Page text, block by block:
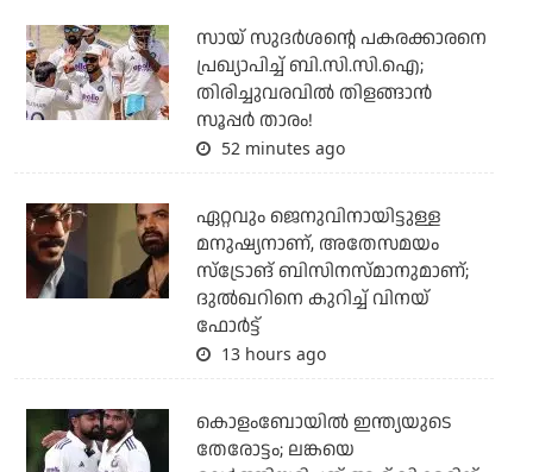
സായ് സുദര്‍ശന്റെ പകരക്കാരനെ
പ്രഖ്യാപിച്ച് ബി.സി.സി.ഐ;
തിരിച്ചുവരവില്‍ തിളങ്ങാന്‍
സൂപ്പര്‍ താരം!
52 minutes ago
ഏറ്റവും ജെനുവിനായിട്ടുള്ള
മനുഷ്യനാണ്, അതേസമയം
സ്‌ട്രോങ് ബിസിനസ്മാനുമാണ്;
ദുല്‍ഖറിനെ കുറിച്ച് വിനയ്
ഫോര്‍ട്ട്
13 hours ago
കൊളംബോയില്‍ ഇന്ത്യയുടെ
തേരോട്ടം; ലങ്കയെ